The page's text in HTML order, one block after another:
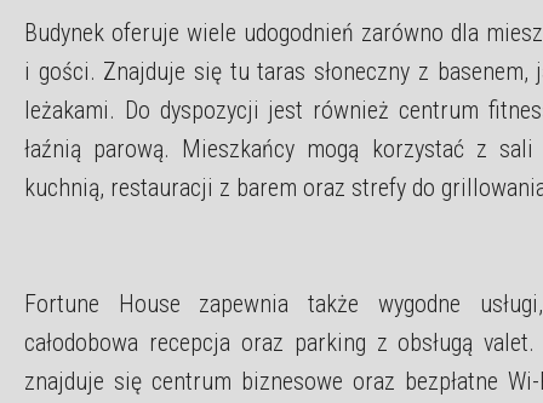
Budynek oferuje wiele udogodnień zarówno dla
i gości. Znajduje się tu taras słoneczny z basenem,
leżakami. Do dyspozycji jest również centrum
łaźnią parową. Mieszkańcy mogą korzystać z
kuchnią, restauracji z barem oraz strefy do
Fortune House zapewnia także wygodne
całodobowa recepcja oraz parking z obsługą
znajduje się centrum biznesowe oraz bezpłatne